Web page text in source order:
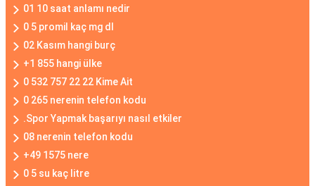
01 10 saat anlamı nedir
0 5 promil kaç mg dl
02 Kasım hangi burç
+1 855 hangi ülke
0 532 757 22 22 Kime Ait
0 265 nerenin telefon kodu
.Spor Yapmak başarıyı nasıl etkiler
08 nerenin telefon kodu
+49 1575 nere
0 5 su kaç litre